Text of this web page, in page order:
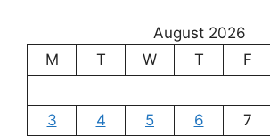
August 2026
M
T W T F
3
4 5 6 7